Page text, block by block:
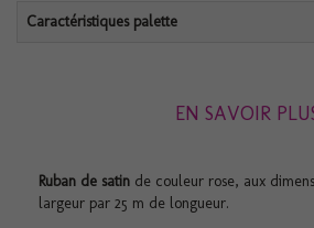
Caractéristiques palette
EN SAVOIR
Ruban de satin de couleur rose, aux
largeur par 25 m de longueur.